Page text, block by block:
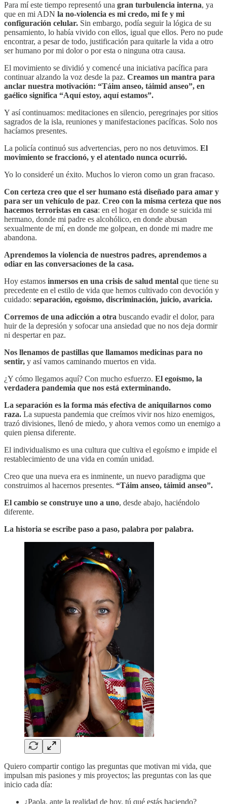
Para mí este tiempo representó una gran turbulencia interna, ya
que en mi ADN la no-violencia es mi credo, mi fe y mi
configuración celular. Sin embargo, podía seguir la lógica de su
pensamiento, lo había vivido con ellos, igual que ellos. Pero no pude
encontrar, a pesar de todo, justificación para quitarle la vida a otro
ser humano por mi dolor o por esta o ninguna otra causa.
El movimiento se dividió y comencé una iniciativa pacífica para
continuar alzando la voz desde la paz. Creamos un mantra para
anclar nuestra motivación: “Táim anseo, táimid anseo”, en
gaélico significa “Aquí estoy, aquí estamos”.
Y así continuamos: meditaciones en silencio, peregrinajes por sitios
sagrados de la isla, reuniones y manifestaciones pacíficas. Solo nos
hacíamos presentes.
La policía continuó sus advertencias, pero no nos detuvimos. El
movimiento se fraccionó, y el atentado nunca ocurrió.
Yo lo consideré un éxito. Muchos lo vieron como un gran fracaso.
Con certeza creo que el ser humano está diseñado para amar y
para ser un vehículo de paz. Creo con la misma certeza que nos
hacemos terroristas en casa: en el hogar en donde se suicida mi
hermano, donde mi padre es alcohólico, en donde abusan
sexualmente de mí, en donde me golpean, en donde mi madre me
abandona.
Aprendemos la violencia de nuestros padres, aprendemos a
odiar en las conversaciones de la casa.
Hoy estamos inmersos en una crisis de salud mental que tiene su
precedente en el estilo de vida que hemos cultivado con devoción y
cuidado: separación, egoísmo, discriminación, juicio, avaricia.
Corremos de una adicción a otra buscando evadir el dolor, para
huir de la depresión y sofocar una ansiedad que no nos deja dormir
ni despertar en paz.
Nos llenamos de pastillas que llamamos medicinas para no
sentir, y así vamos caminando muertos en vida.
¿Y cómo llegamos aquí? Con mucho esfuerzo. El egoísmo, la
verdadera pandemia que nos está exterminando.
La separación es la forma más efectiva de aniquilarnos como
raza. La supuesta pandemia que creímos vivir nos hizo enemigos,
trazó divisiones, llenó de miedo, y ahora vemos como un enemigo a
quien piensa diferente.
El individualismo es una cultura que cultiva el egoísmo e impide el
restablecimiento de una vida en común unidad.
Creo que una nueva era es inminente, un nuevo paradigma que
construimos al hacernos presentes. “Táim anseo, táimid anseo”.
El cambio se construye uno a uno, desde abajo, haciéndolo
diferente.
La historia se escribe paso a paso, palabra por palabra.
Quiero compartir contigo las preguntas que motivan mi vida, que
impulsan mis pasiones y mis proyectos; las preguntas con las que
inicio cada día:
¿Paola, ante la realidad de hoy, tú qué estás haciendo?